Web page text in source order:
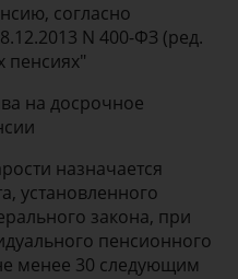
согласно
N 400-ФЗ (ред.
пенсиях"
на досрочное
назначается
установленного
закона, при
пенсионного
менее 30 следующим